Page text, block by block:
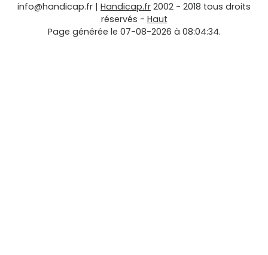
info@handicap.fr | Handicap.fr 2002 - 2018 tous droits
réservés - Haut
Page générée le 07-08-2026 à 08:04:34.